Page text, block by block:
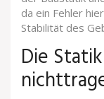
da ein Fehler
Stabilität des
Die